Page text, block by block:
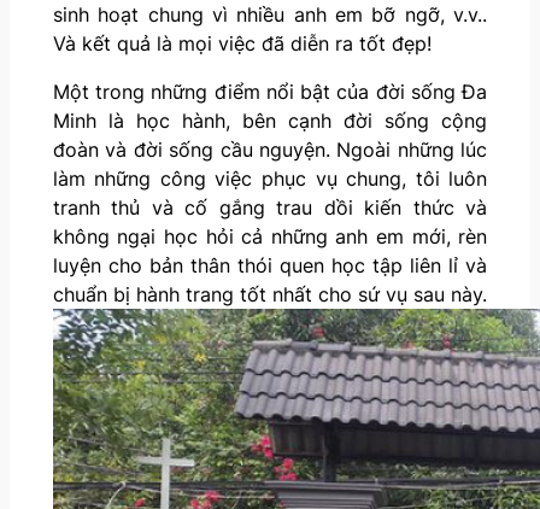
sinh hoạt chung vì nhiều anh em bỡ ngỡ, v.v..
Và kết quả là mọi việc đã diễn ra tốt đẹp!
Một trong những điểm nổi bật của đời sống Đa
Minh là học hành, bên cạnh đời sống cộng
đoàn và đời sống cầu nguyện. Ngoài những lúc
làm những công việc phục vụ chung, tôi luôn
tranh thủ và cố gắng trau dồi kiến thức và
không ngại học hỏi cả những anh em mới, rèn
luyện cho bản thân thói quen học tập liên lỉ và
chuẩn bị hành trang tốt nhất cho sứ vụ sau này.